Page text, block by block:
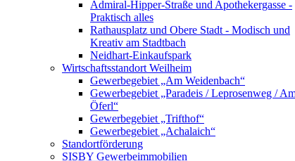
Admiral-Hipper-Straße und Apothekergasse -
Praktisch alles
Rathausplatz und Obere Stadt - Modisch und
Kreativ am Stadtbach
Neidhart-Einkaufspark
Wirtschaftsstandort Weilheim
Gewerbegebiet „Am Weidenbach“
Gewerbegebiet „Paradeis / Leprosenweg /
Öferl“
Gewerbegebiet „Trifthof“
Gewerbegebiet „Achalaich“
Standortförderung
SISBY Gewerbeimmobilien